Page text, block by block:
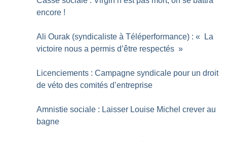
encore !
Ali Ourak (syndicaliste à Téléperformance) : «
La
victoire nous a permis d’être respectés »
Licenciements : Campagne syndicale pour un droit
de véto des comités d’entreprise
Amnistie sociale : Laisser Louise Michel crever au
bagne